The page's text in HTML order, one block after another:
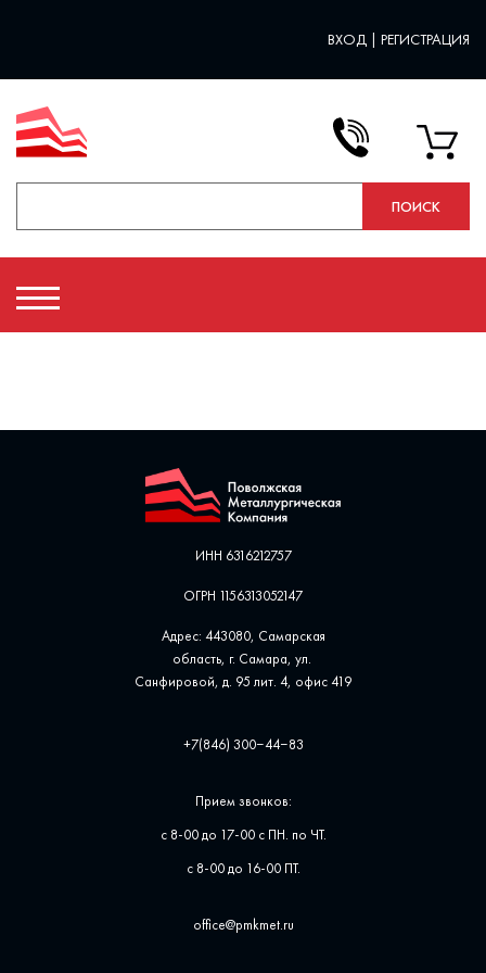
ВХОД | РЕГИСТРАЦИЯ
ИНН 6316212757
ОГРН 1156313052147
Адрес: 443080, Самарская
область, г. Самара, ул. ​
Санфировой, д. 95 лит. 4, офис ​419
+7(846) 300‒44‒83
Прием звонков:
с 8-00 до 17-00 с ПН. по ЧТ.
с 8-00 до 16-00 ПТ.
office@pmkmet.ru